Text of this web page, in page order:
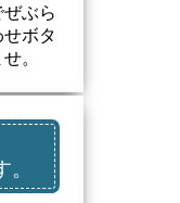
ぶら
ボタ
。